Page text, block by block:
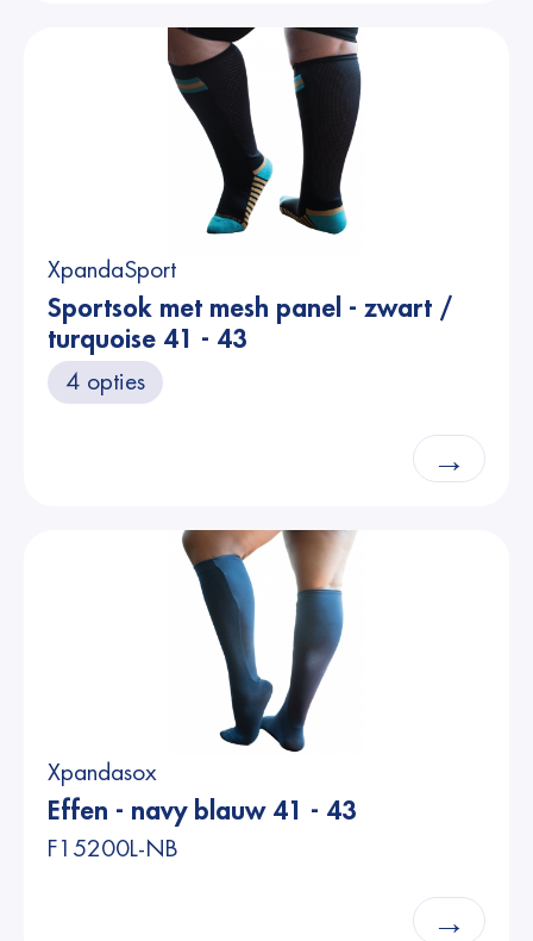
XpandaSport
Sportsok met mesh panel - zwart /
turquoise 41 - 43
4 opties
→
Xpandasox
Effen - navy blauw 41 - 43
F15200L-NB
→